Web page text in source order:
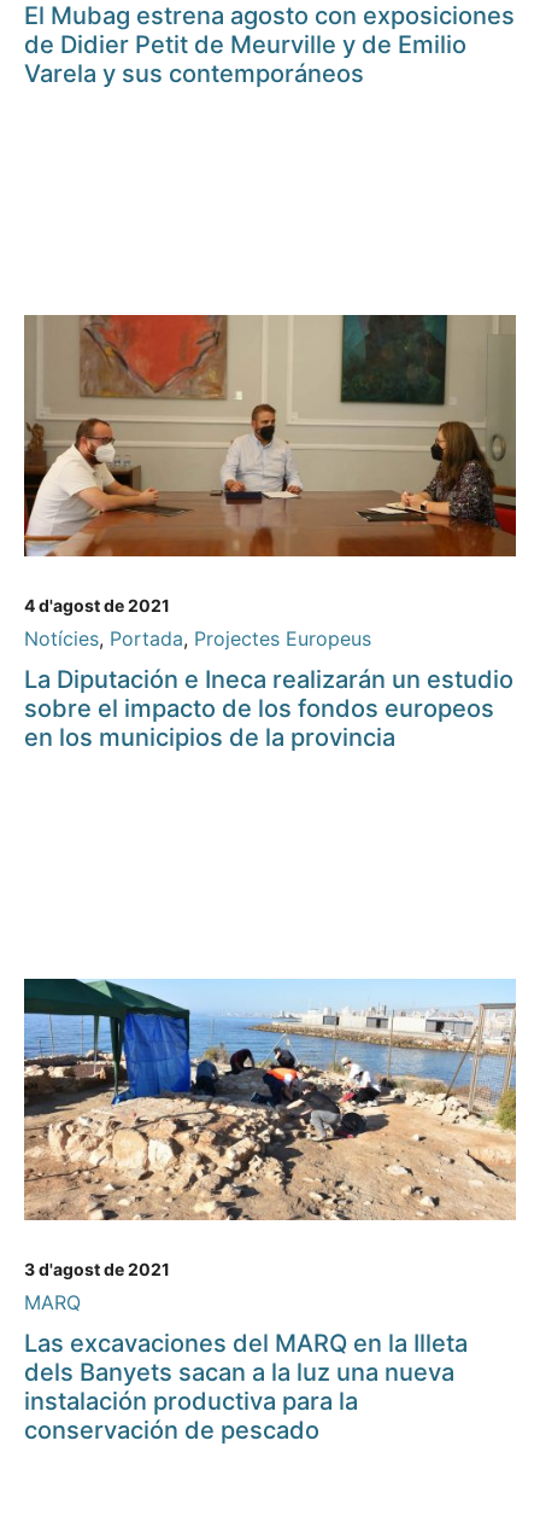
El Mubag estrena agosto con exposiciones
de Didier Petit de Meurville y de Emilio
Varela y sus contemporáneos
4 d'agost de 2021
Notícies, Portada, Projectes Europeus
La Diputación e Ineca realizarán un estudio
sobre el impacto de los fondos europeos
en los municipios de la provincia
3 d'agost de 2021
MARQ
Las excavaciones del MARQ en la Illeta
dels Banyets sacan a la luz una nueva
instalación productiva para la
conservación de pescado